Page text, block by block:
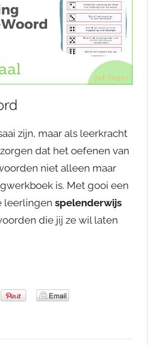
zijn, maar als leerkracht
dat het oefenen van
niet alleen maar
is. Met gooi een
leerlingen spelenderwijs
die jij ze wil laten